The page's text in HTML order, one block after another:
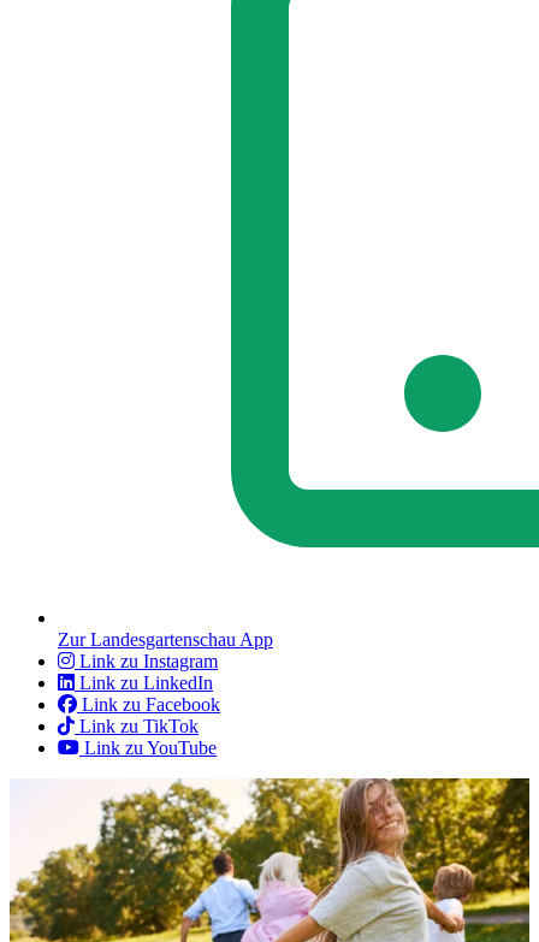
Zur Landesgartenschau App
Link zu Instagram
Link zu LinkedIn
Link zu Facebook
Link zu TikTok
Link zu YouTube